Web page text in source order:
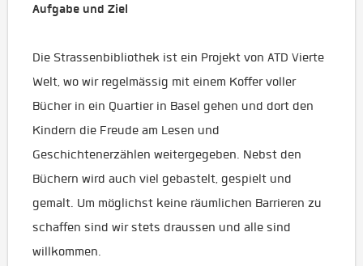
Aufgabe und Ziel
Die Strassenbibliothek ist ein Projekt von ATD Vierte
Welt, wo wir regelmässig mit einem Koffer voller
Bücher in ein Quartier in Basel gehen und dort den
Kindern die Freude am Lesen und
Geschichtenerzählen weitergegeben. Nebst den
Büchern wird auch viel gebastelt, gespielt und
gemalt. Um möglichst keine räumlichen Barrieren zu
schaffen sind wir stets draussen und alle sind
willkommen.